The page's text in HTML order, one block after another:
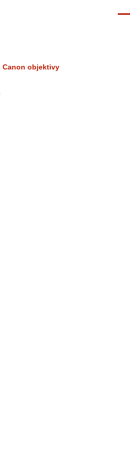
Canon objektivy